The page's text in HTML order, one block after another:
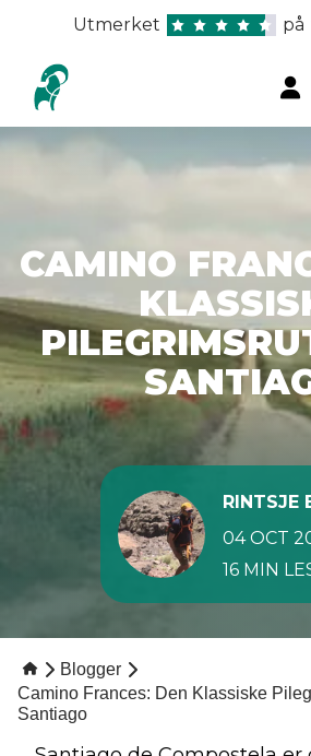
Utmerket på
CAMINO
RINTSJE
04 OCT
16 MIN
Blogger
Camino Frances: Den Klassiske
Santiago